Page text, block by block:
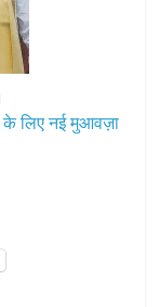
लिए नई मुआवज़ा